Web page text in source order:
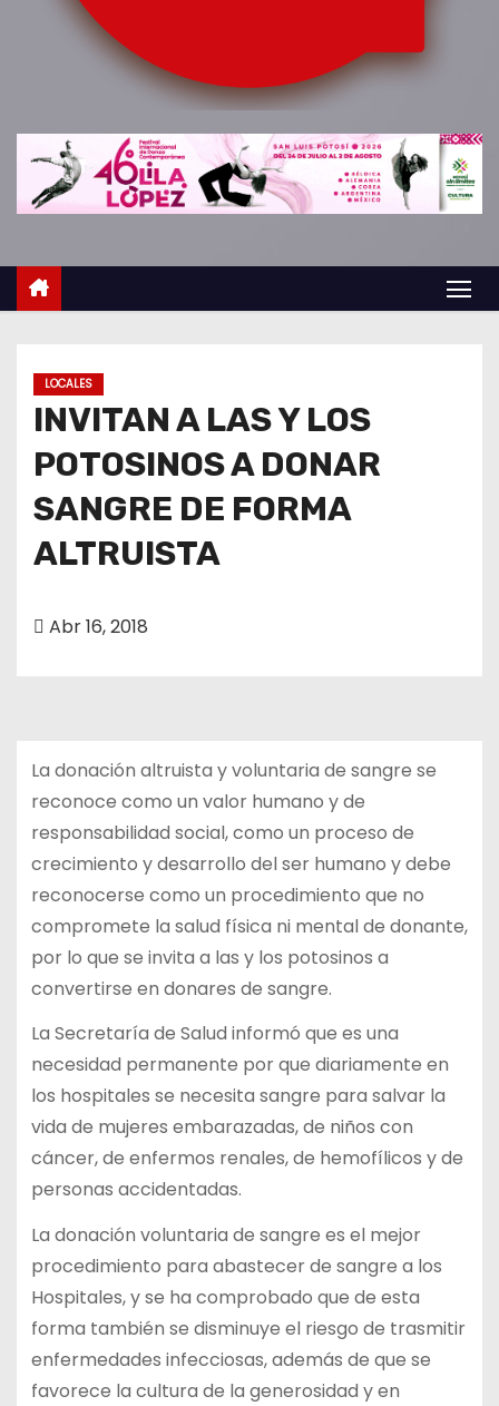
LOCALES
INVITAN A LAS Y LOS
POTOSINOS A DONAR
SANGRE DE FORMA
ALTRUISTA
Abr 16, 2018
La donación altruista y voluntaria de sangre se
reconoce como un valor humano y de
responsabilidad social, como un proceso de
crecimiento y desarrollo del ser humano y debe
reconocerse como un procedimiento que no
compromete la salud física ni mental de donante,
por lo que se invita a las y los potosinos a
convertirse en donares de sangre.
La Secretaría de Salud informó que es una
necesidad permanente por que diariamente en
los hospitales se necesita sangre para salvar la
vida de mujeres embarazadas, de niños con
cáncer, de enfermos renales, de hemofílicos y de
personas accidentadas.
La donación voluntaria de sangre es el mejor
procedimiento para abastecer de sangre a los
Hospitales, y se ha comprobado que de esta
forma también se disminuye el riesgo de trasmitir
enfermedades infecciosas, además de que se
favorece la cultura de la generosidad y en